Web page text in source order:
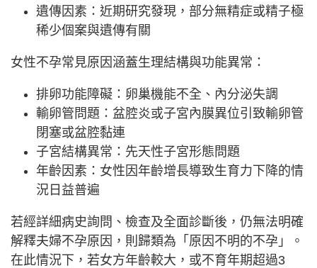
遺傳因素：近期研究發現，部分無精症或精子極
稀少個案與遺傳有關
女性不孕常見原因涵蓋生理結構與功能異常：
排卵功能障礙：卵巢機能不全、內分泌失調
輸卵管問題：盆腔炎或子宮內膜異位引致輸卵管
閉塞或盆腔黏連
子宮結構異常：先天性子宮形態問題
年齡因素：女性因年齡增長導致生育力下降的情
況日益普遍
若經詳細病史詢問、檢查及全面診斷後，仍無法明確
解釋夫婦不孕原因，則歸類為「原因不明的不孕」。
在此情況下，若女方年齡較大，或不育年期超過3